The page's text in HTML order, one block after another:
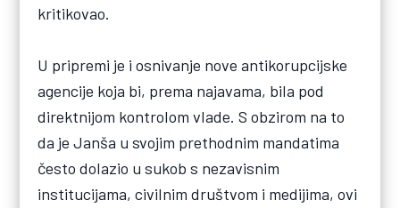
kritikovao.
U pripremi je i osnivanje nove antikorupcijske
agencije koja bi, prema najavama, bila pod
direktnijom kontrolom vlade. S obzirom na to
da je Janša u svojim prethodnim mandatima
često dolazio u sukob s nezavisnim
institucijama, civilnim društvom i medijima, ovi